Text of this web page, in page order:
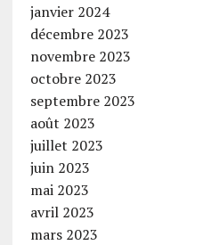
janvier 2024
décembre 2023
novembre 2023
octobre 2023
septembre 2023
août 2023
juillet 2023
juin 2023
mai 2023
avril 2023
mars 2023